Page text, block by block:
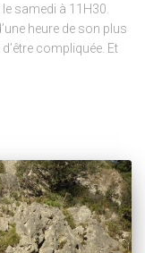
samedi à 11H30.
heure de son plus
compliquée. Et